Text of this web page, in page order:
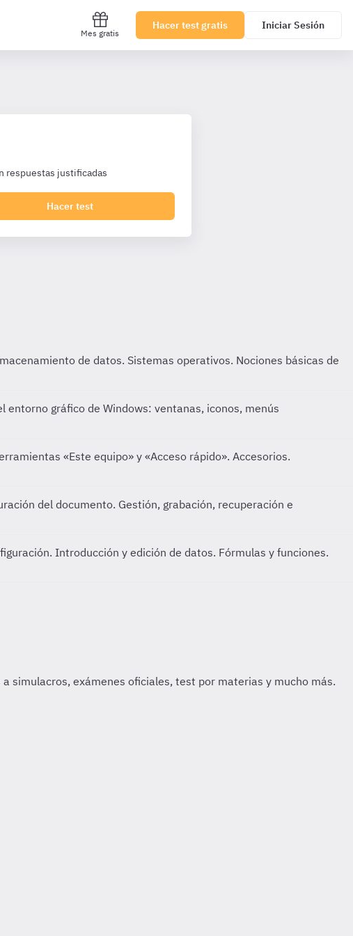
Mes gratis
Hacer test gratis Iniciar Sesión
respuestas justificadas
Hacer test
de datos. Sistemas operativos. Nociones básicas de
gráfico de Windows: ventanas, iconos, menús
«Este equipo» y «Acceso rápido». Accesorios.
del documento. Gestión, grabación, recuperación e
Introducción y edición de datos. Fórmulas y funciones.